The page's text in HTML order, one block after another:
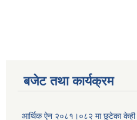
बजेट तथा कार्यक्रम
आर्थिक ऐन २०८१।०८२ मा छुटेका